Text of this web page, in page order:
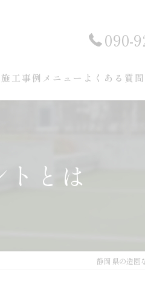
090-
施工事例 メニュー よくある質問
とは
静岡県の造園